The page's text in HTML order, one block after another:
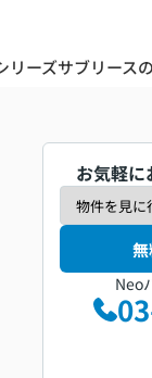
リーズサブリース
お気軽に
Neo